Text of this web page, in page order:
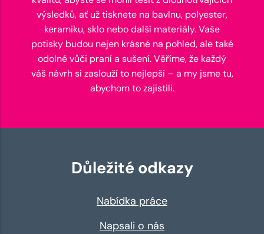
výsledků, ať už tisknete na bavlnu, polyester,
keramiku, sklo nebo další materiály. Vaše
potisky budou nejen krásné na pohled, ale také
odolné vůči praní a sušení. Věříme, že každý
váš návrh si zaslouží to nejlepší – a my jsme tu,
abychom to zajistili.
Důležité odkazy
Nabídka práce
Napsali o nás